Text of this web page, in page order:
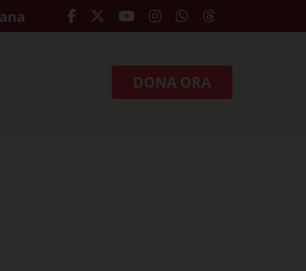
DONA ORA